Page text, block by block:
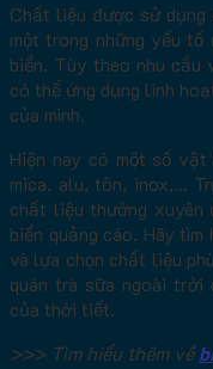
Chất liệu được sử dụng
một trong những yếu tố
biển. Tùy theo nhu cầu
có thể ứng dụng linh
của mình.
Hiện nay có một số
mica, alu, tôn, inox,…
chất liệu thường xuyên
biển quảng cáo. Hãy
và lựa chọn chất liệu
quán trà sữa ngoài trời
của thời tiết.
>>> Tìm hiểu thêm về